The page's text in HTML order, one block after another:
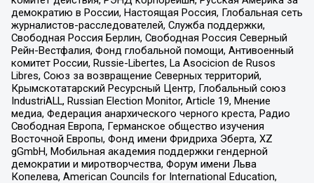
демократию в России, Настоящая Россия, Глобальная сеть
журналистов-расследователей, Служба поддержки,
Свободная Россия Берлин, Свободная Россия Северный
Рейн-Вестфалия, Фонд глобальной помощи, Антивоенный
комитет России, Russie-Libertes, La Asocicion de Rusos
Libres, Союз за возвращение Северных территорий,
Крымскотатарский Ресурсный Центр, Глобальный союз
IndustriALL, Russian Election Monitor, Article 19, Мнение
медиа, Федерация анархического черного креста, Радио
Свободная Европа, Германское общество изучения
Восточной Европы, Фонд имени Фридриха Эберта, XZ
gGmbH, Мобильная академия поддержки гендерной
демократии и миротворчества, Форум имени Льва
Копелева, American Councils for International Education,